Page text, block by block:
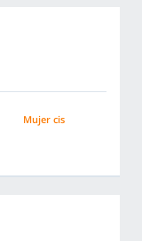
Mujer cis